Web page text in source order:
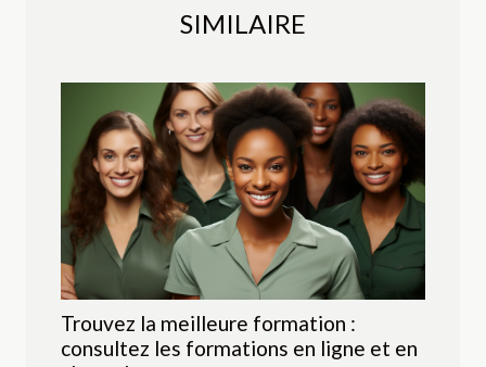
SIMILAIRE
Trouvez la meilleure formation :
consultez les formations en ligne et en